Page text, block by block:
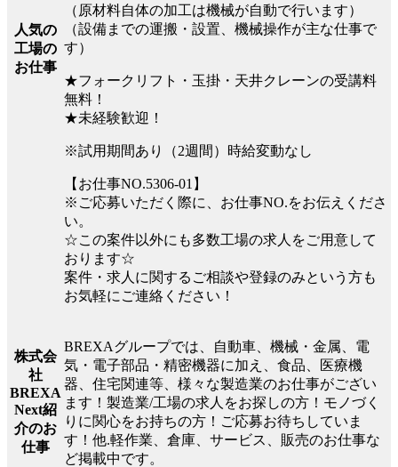
人気の
工場の
お仕事
（原材料自体の加工は機械が自動で行います）
（設備までの運搬・設置、機械操作が主な仕事で
す）
★フォークリフト・玉掛・天井クレーンの受講料
無料！
★未経験歓迎！
※試用期間あり（2週間）時給変動なし
【お仕事NO.5306-01】
※ご応募いただく際に、お仕事NO.をお伝えくださ
い。
☆この案件以外にも多数工場の求人をご用意して
おります☆
案件・求人に関するご相談や登録のみという方も
お気軽にご連絡ください！
株式会
社
BREXA
Next紹
介のお
仕事
BREXAグループでは、自動車、機械・金属、電
気・電子部品・精密機器に加え、食品、医療機
器、住宅関連等、様々な製造業のお仕事がござい
ます！製造業/工場の求人をお探しの方！モノづく
りに関心をお持ちの方！ご応募お待ちしていま
す！他.軽作業、倉庫、サービス、販売のお仕事な
ど掲載中です。